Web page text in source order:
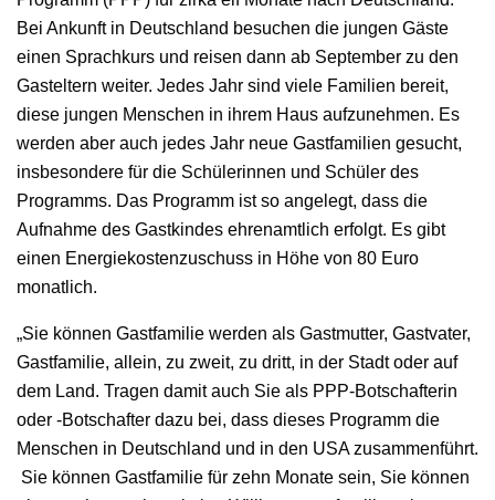
Bei Ankunft in Deutschland besuchen die jungen Gäste
einen Sprachkurs und reisen dann ab September zu den
Gasteltern weiter. Jedes Jahr sind viele Familien bereit,
diese jungen Menschen in ihrem Haus aufzunehmen. Es
werden aber auch jedes Jahr neue Gastfamilien gesucht,
insbesondere für die Schülerinnen und Schüler des
Programms. Das Programm ist so angelegt, dass die
Aufnahme des Gastkindes ehrenamtlich erfolgt. Es gibt
einen Energiekostenzuschuss in Höhe von 80 Euro
monatlich.
„Sie können Gastfamilie werden als Gastmutter, Gastvater,
Gastfamilie, allein, zu zweit, zu dritt, in der Stadt oder auf
dem Land. Tragen damit auch Sie als PPP-Botschafterin
oder -Botschafter dazu bei, dass dieses Programm die
Menschen in Deutschland und in den USA zusammenführt.
Sie können Gastfamilie für zehn Monate sein, Sie können